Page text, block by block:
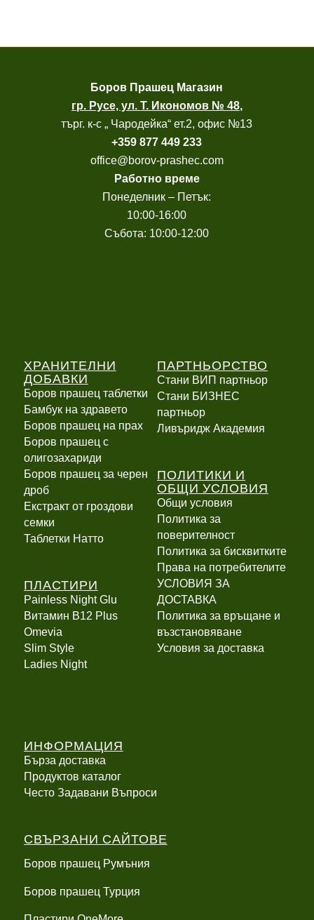
Боров Прашец Магазин
гр. Русе, ул. Т. Икономов № 48,
търг. к-с „ Чародейка“ ет.2, офис №13
+359 877 449 233
office@borov-prashec.com
Работно време
Понеделник – Петък:
10:00-16:00
Събота: 10:00-12:00
ХРАНИТЕЛНИ
ДОБАВКИ
Боров прашец таблетки
Бамбук на здравето
Боров прашец на прах
Боров прашец с
олигозахариди
Боров прашец за черен
дроб
Екстракт от гроздови
семки
Таблетки Натто
ПЛАСТИРИ
Painless Night Glu
Витамин B12 Plus
Оmevia
Slim Style
Ladies Night
ПАРТНЬОРСТВО
Стани ВИП партньор
Стани БИЗНЕС
партньор
Ливъридж Академия
ПОЛИТИКИ И
ОБЩИ УСЛОВИЯ
Общи условия
Политика за
поверителност
Политика за бисквитките
Права на потребителите
УСЛОВИЯ ЗА
ДОСТАВКА
Политика за връщане и
възстановяване
Условия за доставка
ИНФОРМАЦИЯ
Бърза доставка
Продуктов каталог
Често Задавани Въпроси
СВЪРЗАНИ САЙТОВЕ
Боров прашец Румъния
Боров прашец Турция